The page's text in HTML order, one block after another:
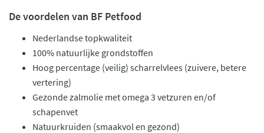
De voordelen van BF Petfood
Nederlandse topkwaliteit
100% natuurlijke grondstoffen
Hoog percentage (veilig) scharrelvlees (zuivere, betere
vertering)
Gezonde zalmolie met omega 3 vetzuren en/of
schapenvet
Natuurkruiden (smaakvol en gezond)